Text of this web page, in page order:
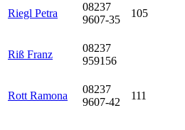
Riegl Petra
08237
9607-35
105
Riß Franz
08237
959156
Rott Ramona
08237
9607-42
111